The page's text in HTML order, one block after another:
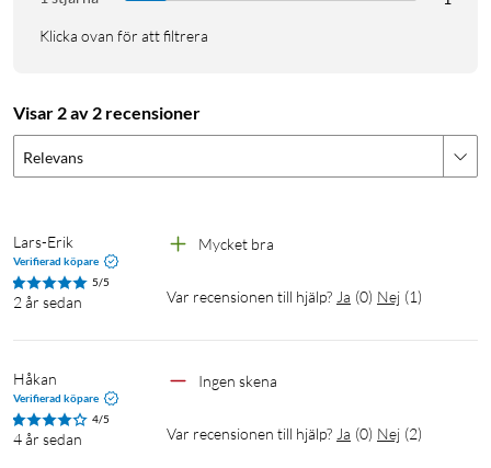
Klicka ovan för att filtrera
Visar 2 av 2 recensioner
Relevans
Lars-Erik
Verifierad köpare
5/5
2 år sedan
Mycket bra
Var recensionen till hjälp? Ja (0) Nej (1)
Håkan
Verifierad köpare
4/5
4 år sedan
Ingen skena
Var recensionen till hjälp? Ja (0) Nej (2)